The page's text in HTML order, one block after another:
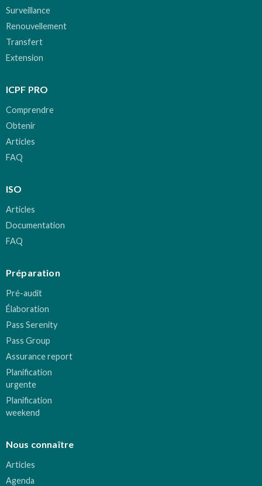
Surveillance
Renouvellement
Transfert
Extension
ICPF PRO
Comprendre
Obtenir
Articles
FAQ
ISO
Articles
Documentation
FAQ
Préparation
Pré-audit
Élaboration
Pass Serenity
Pass Group
Assurance report
Planification
urgente
Planification
weekend
Nous connaître
Articles
Agenda